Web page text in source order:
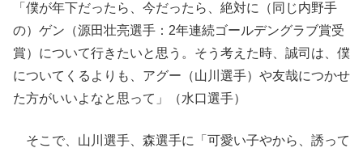
「僕が年下だったら、今だったら、絶対に（同じ内野手
の）ゲン（源田壮亮選手：2年連続ゴールデングラブ賞受
賞）について行きたいと思う。そう考えた時、誠司は、僕
についてくるよりも、アグー（山川選手）や友哉につかせ
た方がいいよなと思って」（水口選手）
そこで、山川選手、森選手に「可愛い子やから、誘って